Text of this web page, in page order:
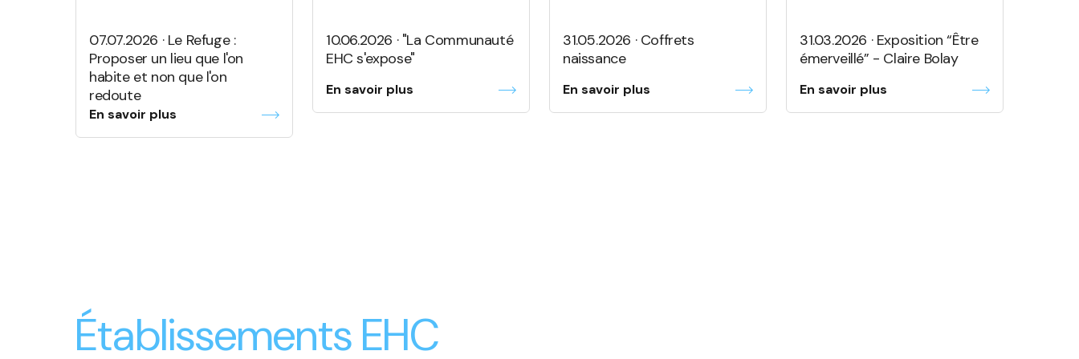
07.07.2026 · Le Refuge :
Proposer un lieu que l'on
habite et non que l'on
redoute
En savoir plus
10.06.2026 · "La Communauté
EHC s'expose"
En savoir plus
31.05.2026 · Coffrets
naissance
En savoir plus
31.03.2026 · Exposition “Être
émerveillé” - Claire Bolay
En savoir plus
Établissements EHC